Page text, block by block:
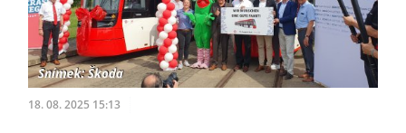
18. 08. 2025 15:13